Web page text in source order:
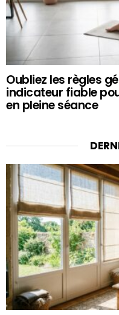
Oubliez les règles
indicateur fiable
en pleine séance